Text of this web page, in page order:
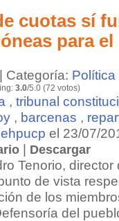
cuotas sí
para el
Categoría: Política
3.0/5.0 (72 votos)
, tribunal
, barcenas ,
el 23/07/
| Descargar
Tenorio,
de vista
de los
del